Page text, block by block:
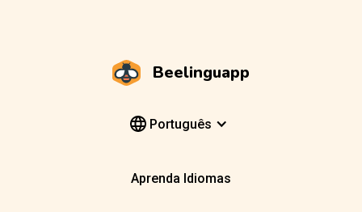
Beelinguapp
Português
Aprenda Idiomas